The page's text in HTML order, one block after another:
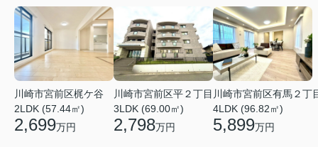
川崎市宮前区梶ケ谷
2LDK (57.44㎡)
2,699万円
川崎市宮前区平２丁目
3LDK (69.00㎡)
2,798万円
川崎市宮前区有馬２丁
4LDK (96.82㎡)
5,899万円